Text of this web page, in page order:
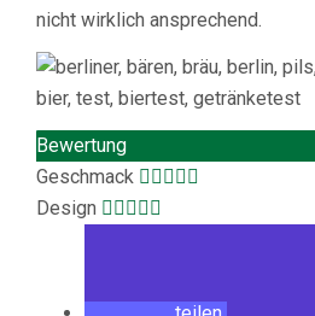
nicht wirklich ansprechend.
Bewertung
Geschmack
Design